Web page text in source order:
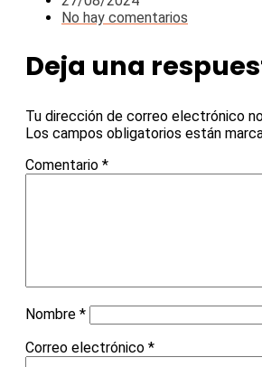
No hay comentarios
Deja una
Tu dirección de correo electrónico
Los campos obligatorios están
Comentario *
Nombre *
Correo electrónico *